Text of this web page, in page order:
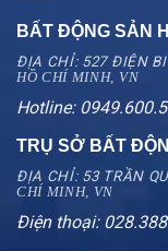
BẤT ĐỘNG SẢN
ĐỊA CHỈ: 527 ĐIỆN
HỒ CHÍ MINH, VN
Hotline:
TRỤ SỞ BẤT
ĐỊA CHỈ: 53 TRẦN
CHÍ MINH, VN
Điện thoại: